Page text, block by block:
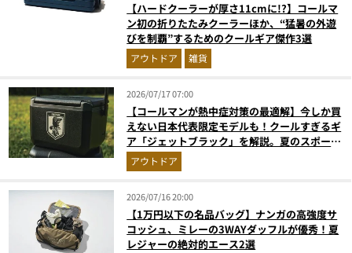
【ハードクーラーが厚さ11cmに!?】コールマ
ン初の折りたたみクーラーほか、“猛暑の外遊
びを制覇”するためのクールギア傑作3選
アウトドア 雑貨
2026/07/17 07:00
【コールマンが熱中症対策の最適解】今しか買
えない日本代表限定モデルも！クールすぎるギ
ア「ジェットブラック」を解説。夏のスポーツ
応援＆レジャーの強い味方
アウトドア
2026/07/16 20:00
【1万円以下の名品バッグ】ナンガの高強度サ
コッシュ、ミレーの3WAYダッフルが優秀！夏
レジャーの絶対的エース2選